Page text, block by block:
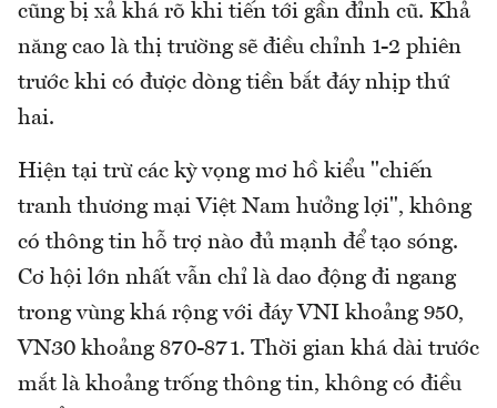
cũng bị xả khá rõ khi tiến tới gần đỉnh cũ. Khả
năng cao là thị trường sẽ điều chỉnh 1-2 phiên
trước khi có được dòng tiền bắt đáy nhịp thứ
hai.
Hiện tại trừ các kỳ vọng mơ hồ kiểu "chiến
tranh thương mại Việt Nam hưởng lợi", không
có thông tin hỗ trợ nào đủ mạnh để tạo sóng.
Cơ hội lớn nhất vẫn chỉ là dao động đi ngang
trong vùng khá rộng với đáy VNI khoảng 950,
VN30 khoảng 870-871. Thời gian khá dài trước
mắt là khoảng trống thông tin, không có điều